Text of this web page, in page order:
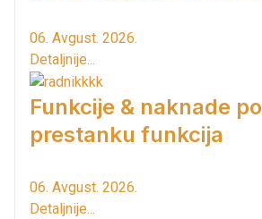
06. Avgust. 2026.
Detaljnije...
Funkcije & naknade po
prestanku funkcija
06. Avgust. 2026.
Detaljnije...